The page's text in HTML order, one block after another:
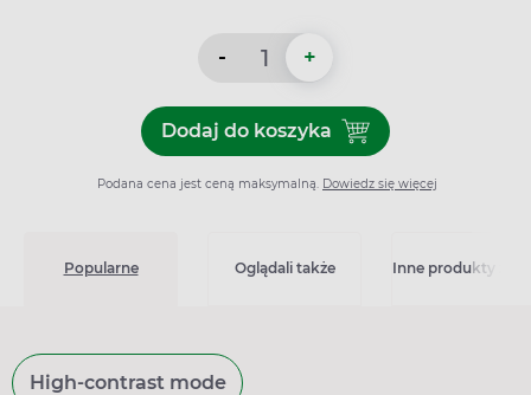
- +
Dodaj do koszykaDodaj do koszyka
Podana cena jest ceną maksymalną. Dowiedz się więcej
Popularne Oglądali także Inne produkty z
High-contrast mode